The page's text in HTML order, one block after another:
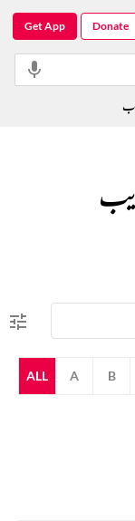
ALL A B
Get App Donate